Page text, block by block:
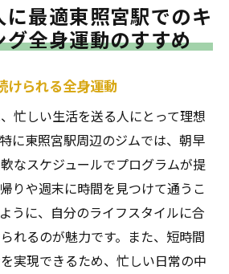
最適東照宮駅でのキ
全身運動のすすめ
けられる全身運動
忙しい生活を送る人にとって理想
に東照宮駅周辺のジムでは、朝早
なスケジュールでプログラムが提
りや週末に時間を見つけて通うこ
うに、自分のライフスタイルに合
れるのが魅力です。また、短時間
実現できるため、忙しい日常の中